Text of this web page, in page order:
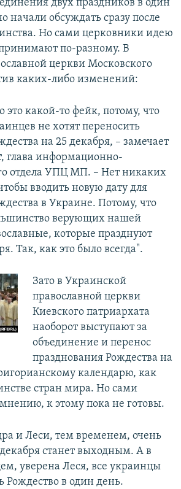
двух праздников в один
начали обсуждать сразу после
Но сами церковники идею
по-разному. В
церкви Московского
каких-либо изменений:
это какой-то фейк, потому, что
не хотят переносить
на 25 декабря, – замечает
, глава информационно-
отдела УПЦ МП. – Нет никаких
вводить новую дату для
в Украине. Потому, что
верующих нашей
которые празднуют
Так, как это было всегда".
Зато в Украинской
православной церкви
Киевского патриархата
наоборот выступают за
объединение и перенос
празднования Рождества на
календарю, как
стран мира. Но сами
к этому пока не готовы.
и Леси, тем временем, очень
станет выходным. А в
уверена Леся, все украинцы
Рождество в один день.